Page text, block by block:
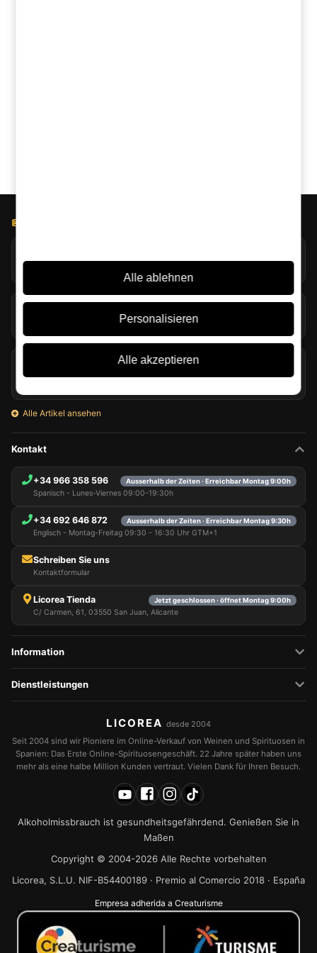
Glenmorangie und Harrison Ford bringen Single Malt in
Alle Artikel ansehen
Kontakt
+34 966 358 596 Ausserhalb der Zeiten · Erreichbar Montag 9:00h
Spanisch - Lunes-Viernes 09:00-19:30h
+34 692 646 872 Ausserhalb der Zeiten · Erreichbar Montag 9:30h
Englisch - Montag-Freitag 09:30 - 16:30 Uhr GTM+1
Schreiben Sie uns
Kontaktformular
Licorea Tienda Jetzt geschlossen · öffnet Montag 9:00h
C/ Carmen, 61, 03550 San Juan, Alicante
Information
Dienstleistungen
LICOREA desde 2004
Seit 2004 sind wir Pioniere im Online-Verkauf von Weinen und Spirituosen in
Spanien: Das Erste Online-Spirituosengeschäft. 22 Jahre später haben uns
mehr als eine halbe Million Kunden vertraut. Vielen Dank für Ihren Besuch.
Alkoholmissbrauch ist gesundheitsgefährdend. Genießen Sie in
Maßen
Copyright © 2004-2026 Alle Rechte vorbehalten
Licorea, S.L.U. NIF-B54400189 · Premio al Comercio 2018 · España
Empresa adherida a Creaturisme
Alle ablehnen
Personalisieren
Alle akzeptieren